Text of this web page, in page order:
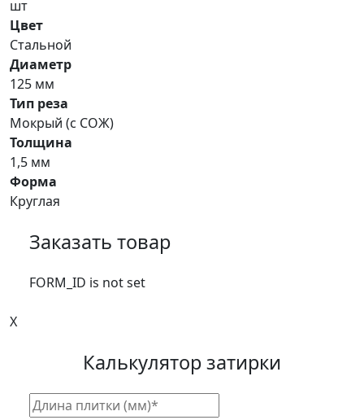
шт
Цвет
Стальной
Диаметр
125 мм
Тип реза
Мокрый (с СОЖ)
Толщина
1,5 мм
Форма
Круглая
Заказать товар
FORM_ID is not set
X
Калькулятор затирки